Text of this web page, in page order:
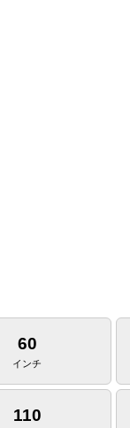
60
インチ
110